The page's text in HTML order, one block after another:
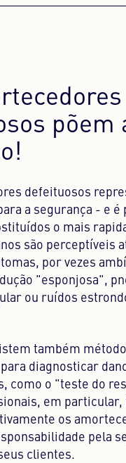
põem
defeituosos
a segurança - e é
o mais
são perceptíveis
por vezes
"esponjosa",
ou ruídos
também
diagnosticar
como o "teste do
em particular,
os
pela
clientes.